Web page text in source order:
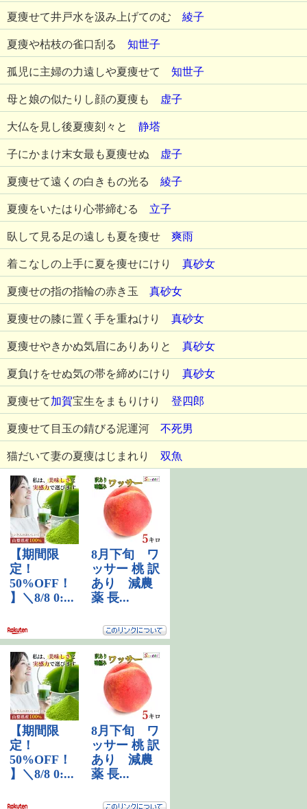
夏痩せて井戸水を汲み上げてのむ 綾子
夏痩や枯枝の雀口刮る 知世子
孤児に主婦の力遠しや夏痩せて 知世子
母と娘の似たりし顔の夏痩も 虚子
大仏を見し後夏痩刻々と 静塔
子にかまけ末女最も夏痩せぬ 虚子
夏痩せて遠くの白きもの光る 綾子
夏痩をいたはり心帯締むる 立子
臥して見る足の遠しも夏を痩せ 爽雨
着こなしの上手に夏を痩せにけり 真砂女
夏痩せの指の指輪の赤き玉 真砂女
夏痩せの膝に置く手を重ねけり 真砂女
夏痩せやきかぬ気眉にありありと 真砂女
夏負けをせぬ気の帯を締めにけり 真砂女
夏痩せて加賀宝生をまもりけり 登四郎
夏痩せて目玉の錆びる泥運河 不死男
猫だいて妻の夏痩はじまれり 双魚